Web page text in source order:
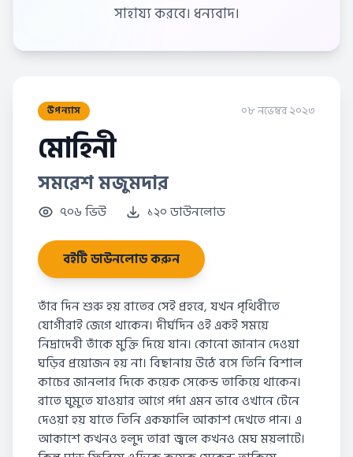
সাহায্য করবে। ধন্যবাদ।
উপন্যাস ০৮ নভেম্বর ২০২৩
মোহিনী
সমরেশ মজুমদার
৭০৬ ভিউ ১২০ ডাউনলোড
বইটি ডাউনলোড করুন
তাঁর দিন শুরু হয় রাতের সেই প্রহরে, যখন পৃথিবীতে
যোগীরাই জেগে থাকেন। দীর্ঘদিন ওই একই সময়ে
নিদ্রাদেবী তাঁকে মুক্তি দিয়ে যান। কোনো জানান দেওয়া
ঘড়ির প্রয়োজন হয় না। বিছানায় উঠে বসে তিনি বিশাল
কাচের জানলার দিকে কয়েক সেকেন্ড তাকিয়ে থাকেন।
রাতে ঘুমুতে যাওয়ার আগে পর্দা এমন ভাবে ওখানে টেনে
দেওয়া হয় যাতে তিনি একফালি আকাশ দেখতে পান। এ
আকাশে কখনও হলুদ তারা জ্বলে কখনও মেঘ ময়লাটে।